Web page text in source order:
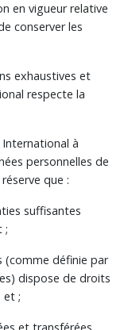
en vigueur relative
conserver les
exhaustives et
respecte la
à
personnelles de
que :
suffisantes
;
(comme définie par
dispose de droits
et ;